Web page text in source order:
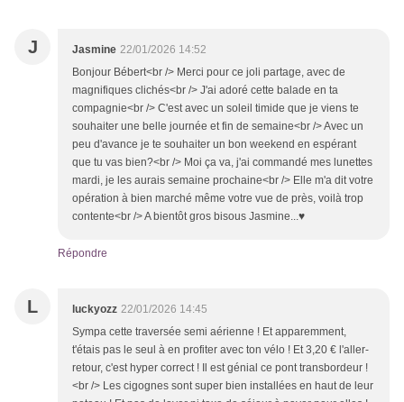
J Jasmine 22/01/2026 14:52
Bonjour Bébert<br /> Merci pour ce joli partage, avec de
magnifiques clichés<br /> J'ai adoré cette balade en ta
compagnie<br /> C'est avec un soleil timide que je viens te
souhaiter une belle journée et fin de semaine<br /> Avec un
peu d'avance je te souhaiter un bon weekend en espérant
que tu vas bien?<br /> Moi ça va, j'ai commandé mes lunettes
mardi, je les aurais semaine prochaine<br /> Elle m'a dit votre
opération à bien marché même votre vue de près, voilà trop
contente<br /> A bientôt gros bisous Jasmine...♥
Répondre
L luckyozz 22/01/2026 14:45
Sympa cette traversée semi aérienne ! Et apparemment,
t'étais pas le seul à en profiter avec ton vélo ! Et 3,20 € l'aller-
retour, c'est hyper correct ! Il est génial ce pont transbordeur !
<br /> Les cigognes sont super bien installées en haut de leur